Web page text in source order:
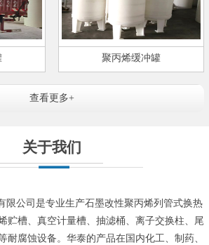
聚丙烯缓冲罐
查看更多+
关于我们
限公司是专业生产石墨改性聚丙烯列管式换热
贮槽、真空计量槽、抽滤桶、离子交换柱、尾
耐腐蚀设备。华泰的产品在国内化工、制药、